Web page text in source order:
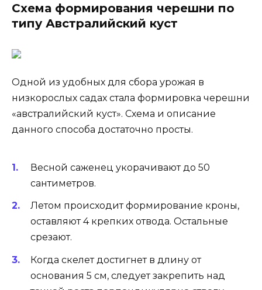
Схема формирования черешни по
типу Австралийский куст
Одной из удобных для сбора урожая в
низкорослых садах стала формировка черешни
«австралийский куст». Схема и описание
данного способа достаточно просты.
Весной саженец укорачивают до 50
сантиметров.
Летом происходит формирование кроны,
оставляют 4 крепких отвода. Остальные
срезают.
Когда скелет достигнет в длину от
основания 5 см, следует закрепить над